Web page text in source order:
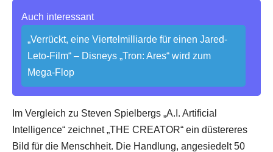
Auch interessant
„Verrückt, eine Viertelmilliarde für einen Jared-
Leto-Film“ – Disneys „Tron: Ares“ wird zum
Mega-Flop
Im Vergleich zu Steven Spielbergs „A.I. Artificial
Intelligence“ zeichnet „THE CREATOR“ ein düstereres
Bild für die Menschheit. Die Handlung, angesiedelt 50